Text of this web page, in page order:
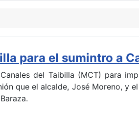
para el sumintro a
del Taibilla (MCT) para
que el alcalde, José Moreno, y